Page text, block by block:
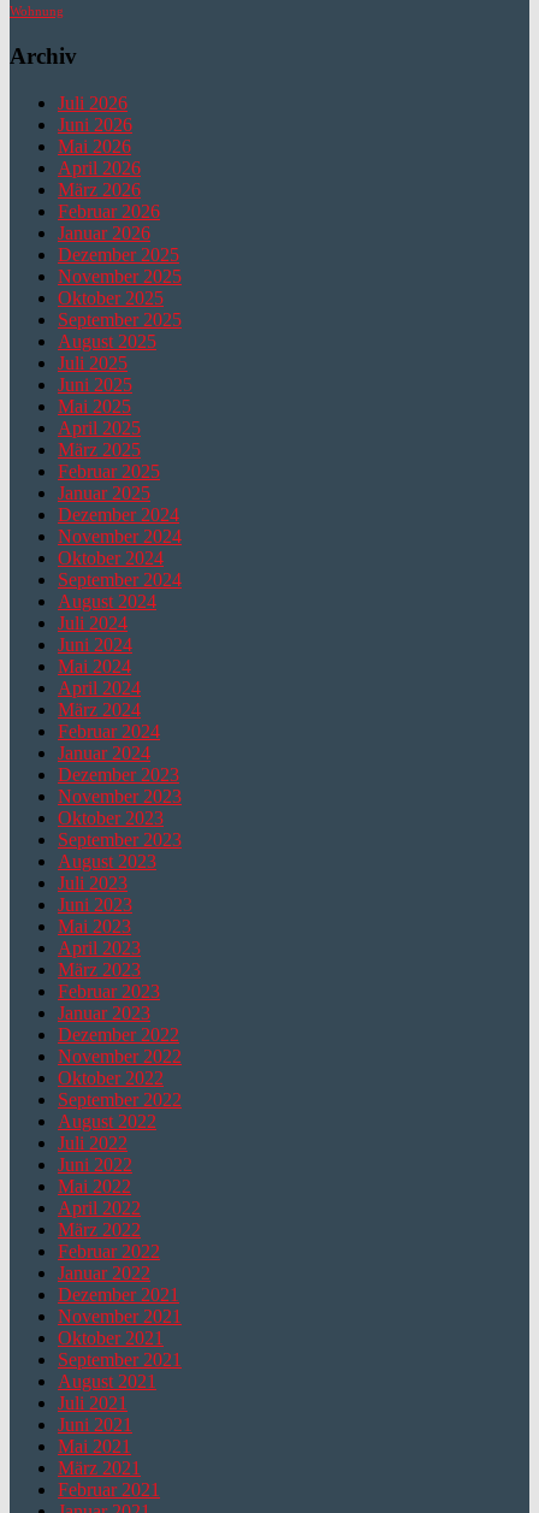
Wohnung
Archiv
Juli 2026
Juni 2026
Mai 2026
April 2026
März 2026
Februar 2026
Januar 2026
Dezember 2025
November 2025
Oktober 2025
September 2025
August 2025
Juli 2025
Juni 2025
Mai 2025
April 2025
März 2025
Februar 2025
Januar 2025
Dezember 2024
November 2024
Oktober 2024
September 2024
August 2024
Juli 2024
Juni 2024
Mai 2024
April 2024
März 2024
Februar 2024
Januar 2024
Dezember 2023
November 2023
Oktober 2023
September 2023
August 2023
Juli 2023
Juni 2023
Mai 2023
April 2023
März 2023
Februar 2023
Januar 2023
Dezember 2022
November 2022
Oktober 2022
September 2022
August 2022
Juli 2022
Juni 2022
Mai 2022
April 2022
März 2022
Februar 2022
Januar 2022
Dezember 2021
November 2021
Oktober 2021
September 2021
August 2021
Juli 2021
Juni 2021
Mai 2021
März 2021
Februar 2021